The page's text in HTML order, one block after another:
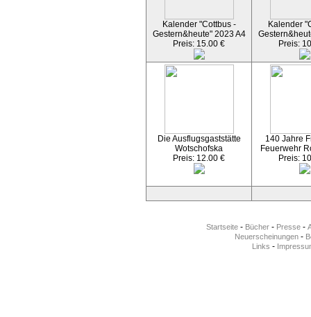
Kalender "Cottbus -
Gestern&heute" 2023 A4
Preis: 15.00 €
Kalender
Preis:
Die Ausflugsgaststätte
Wotschofska
Preis: 12.00 €
140 Jahre
Feuerwehr
Preis:
Startseite - Bücher - Presse -
Neuerscheinungen-
Links -